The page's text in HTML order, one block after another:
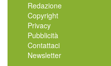
Redazione
Copyright
Privacy
Pubblicità
Contattaci
Newsletter